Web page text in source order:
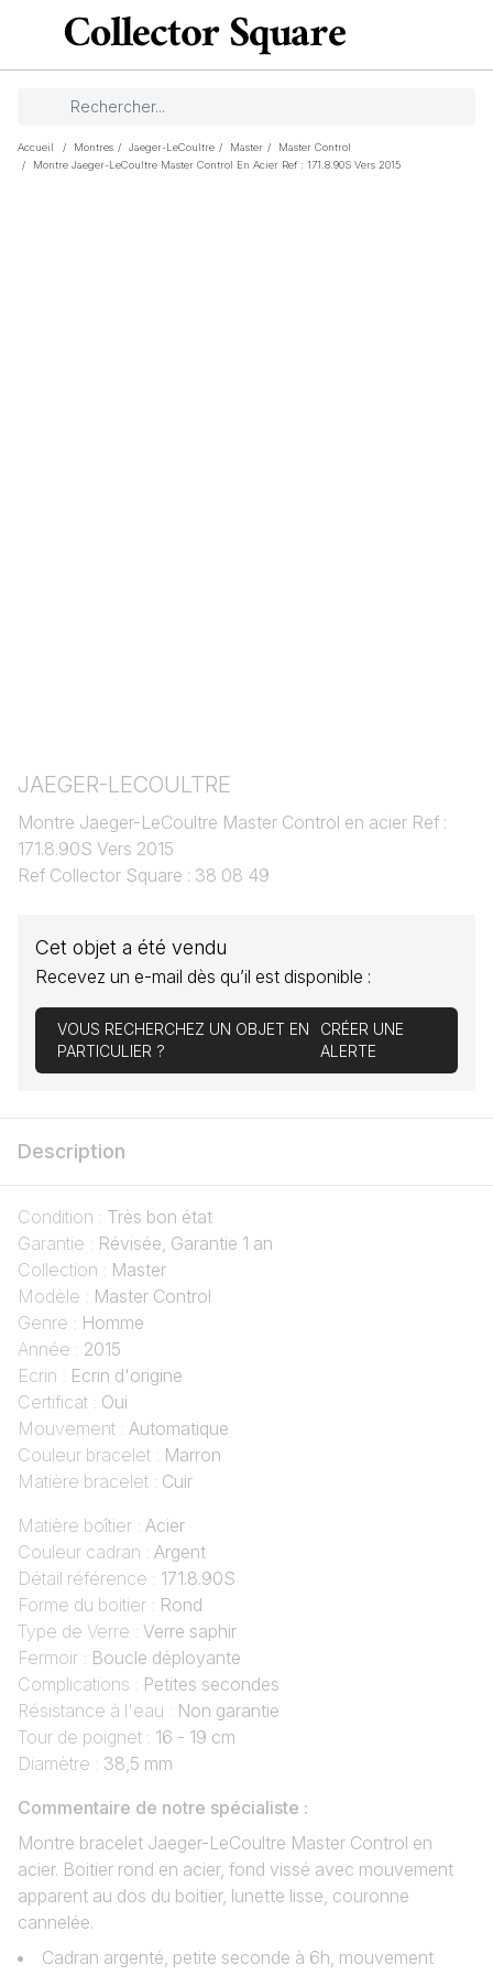
Accueil / Montres / Jaeger-LeCoultre / Master /
Master Control
/
Montre Jaeger-LeCoultre Master Control En Acier Ref : 171.8.90S Vers 2015
JAEGER-LECOULTRE
Montre Jaeger-LeCoultre Master Control en acier Ref :
171.8.90S Vers 2015
Ref Collector Square : 38 08 49
Cet objet a été vendu
Recevez un e-mail dès qu’il est disponible :
VOUS RECHERCHEZ UN OBJET EN
PARTICULIER ?
CRÉER UNE
ALERTE
Description
Condition : Très bon état
Garantie : Révisée, Garantie 1 an
Collection : Master
Modèle : Master Control
Genre : Homme
Année : 2015
Ecrin : Ecrin d'origine
Certificat : Oui
Mouvement : Automatique
Couleur bracelet : Marron
Matière bracelet : Cuir
Matière boîtier : Acier
Couleur cadran : Argent
Détail référence : 171.8.90S
Forme du boitier : Rond
Type de Verre : Verre saphir
Fermoir : Boucle déployante
Complications : Petites secondes
Résistance à l'eau : Non garantie
Tour de poignet : 16 - 19 cm
Diamètre : 38,5 mm
Commentaire de notre spécialiste :
Montre bracelet Jaeger-LeCoultre Master Control en
acier. Boitier rond en acier, fond vissé avec mouvement
apparent au dos du boitier, lunette lisse, couronne
cannelée.
Cadran argenté, petite seconde à 6h, mouvement